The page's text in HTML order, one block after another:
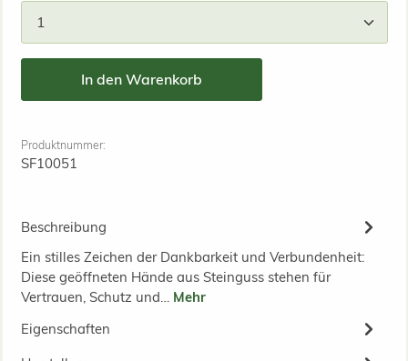
In den Warenkorb
Produktnummer:
SF10051
Beschreibung
Ein stilles Zeichen der Dankbarkeit und Verbundenheit:
Diese geöffneten Hände aus Steinguss stehen für
Vertrauen, Schutz und… Mehr
Eigenschaften